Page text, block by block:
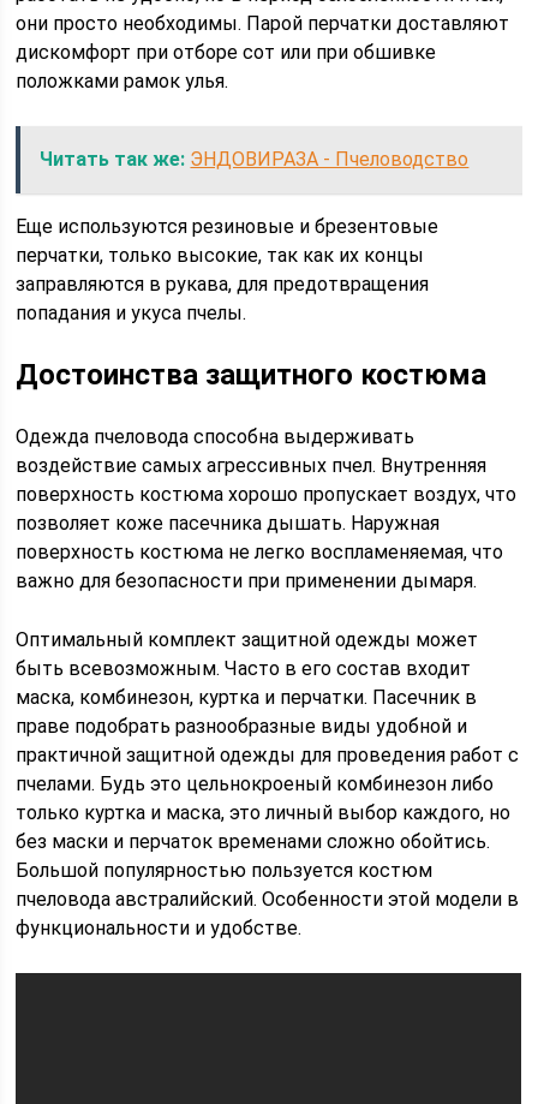
они просто необходимы. Парой перчатки доставляют
дискомфорт при отборе сот или при обшивке
положками рамок улья.
Читать так же: ЭНДОВИРАЗА - Пчеловодство
Еще используются резиновые и брезентовые
перчатки, только высокие, так как их концы
заправляются в рукава, для предотвращения
попадания и укуса пчелы.
Достоинства защитного костюма
Одежда пчеловода способна выдерживать
воздействие самых агрессивных пчел. Внутренняя
поверхность костюма хорошо пропускает воздух, что
позволяет коже пасечника дышать. Наружная
поверхность костюма не легко воспламеняемая, что
важно для безопасности при применении дымаря.
Оптимальный комплект защитной одежды может
быть всевозможным. Часто в его состав входит
маска, комбинезон, куртка и перчатки. Пасечник в
праве подобрать разнообразные виды удобной и
практичной защитной одежды для проведения работ с
пчелами. Будь это цельнокроеный комбинезон либо
только куртка и маска, это личный выбор каждого, но
без маски и перчаток временами сложно обойтись.
Большой популярностью пользуется костюм
пчеловода австралийский. Особенности этой модели в
функциональности и удобстве.